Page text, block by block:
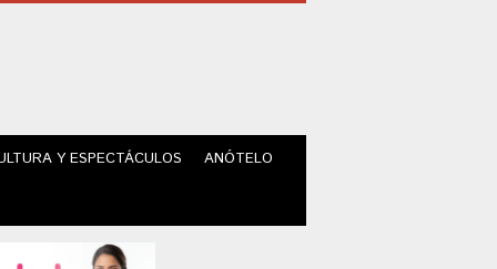
Y ESPECTÁCULOS ANÓTELO